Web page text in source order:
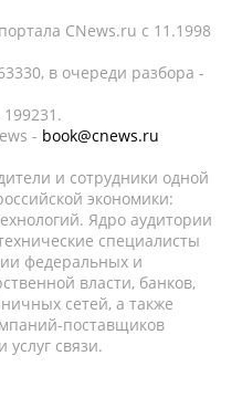
CNews.ru c 11.1998
в очереди разбора -
- book@cnews.ru
и сотрудники одной
экономики:
Ядро аудитории
специалисты
федеральных и
власти, банков,
сетей, а также
поставщиков
связи.